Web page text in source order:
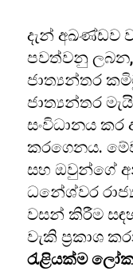
දැන් අඛණ්ඩව
පවත්වනු
ජාත්‍යන්තර
ජාත්‍යන්තර
සංවිධානය කර
කරගෙනය.
සහ ඔවුන්ගේ
ධනේශ්වර
වසන් කිරීම
වැකි ප්‍රකාශ
රැළියක්ම ලෝක